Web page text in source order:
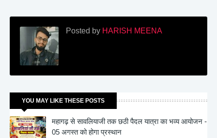
Posted by HARISH MEENA
YOU MAY LIKE THESE POSTS
महागढ़ से सावलियाजी तक छठी पैदल यात्रा का भव्य आयोजन -
05 अगस्त को होगा प्रस्थान